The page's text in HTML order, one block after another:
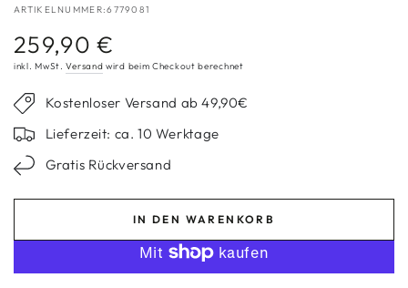
ARTIKELNUMMER:6779081
Regulärer
Preis
259,90 €
inkl. MwSt.Versand wird beim Checkout berechnet
Kostenloser Versand ab 49,90€
Lieferzeit: ca. 10 Werktage
Gratis Rückversand
IN DEN WARENKORB